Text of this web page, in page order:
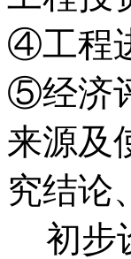
④工程
⑤经济
来源及
究结论
初步